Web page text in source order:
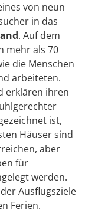
von neun
in das
. Auf dem
mehr als 70
die Menschen
arbeiteten.
erklären ihren
ist,
Häuser sind
aber
für
werden.
Ausflugsziele
Ferien.